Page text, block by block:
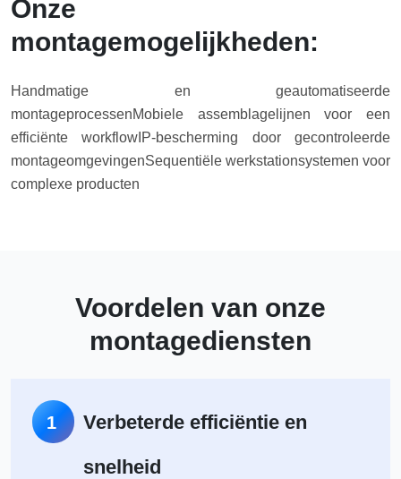
Onze
montagemogelijkheden:
Handmatige en geautomatiseerde
montageprocessenMobiele assemblagelijnen voor een
efficiënte workflow IP-bescherming door gecontroleerde
montageomgevingenSequentiële werkstationsystemen voor
complexe producten
Voordelen van onze
montagediensten
1
Verbeterde efficiëntie en
snelheid